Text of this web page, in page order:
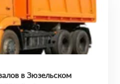
в Зюзельском